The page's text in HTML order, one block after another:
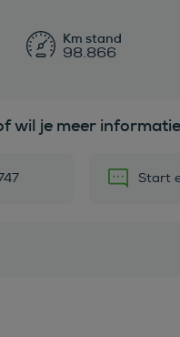
98.866
wil je meer
Start